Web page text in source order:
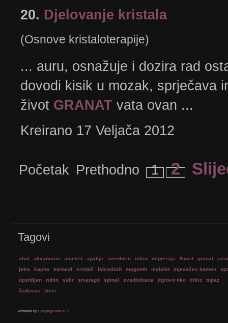
20. Djelovanje kristala
(Osnove kristaloterapije)
... auru, osnažuje i dozira rad
dovodi kisik u mozak, sprječava
život GRANAT vata ovan ...
Kreirano 17 Veljača 2012
Početak Prethodno 1 2
Tagovi
ahat akvamarin ametist apatija aventurin citrin depresija fluorit granat
jetra
kapha karneol kristali labradorit magnetit malahit mjesečev kamen
opsidijan
rubin safir smaragd spinel svadhištana tigrovo oko tirkiz
topaz
čađavac
živci
Powered by Easytagcloud v2.1